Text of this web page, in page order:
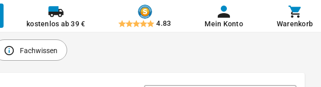
kostenlos ab 39 € 4.83 Mein Konto Warenkorb
Fachwissen